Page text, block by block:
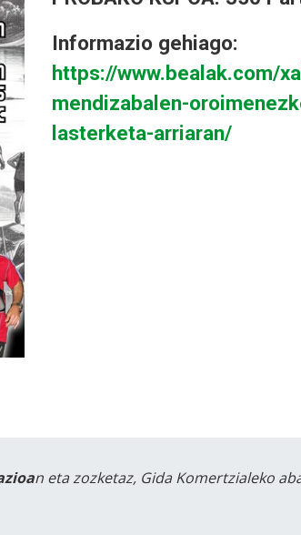
Informazio gehiago:
https://www.bealak.com/
mendizabalen-
lasterketa-arriaran/
n eta zozketaz, Gida Komertzialeko